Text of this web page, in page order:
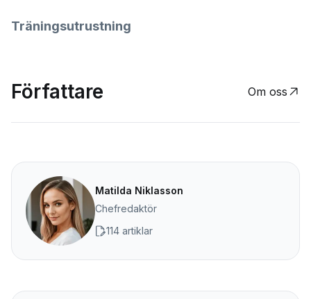
Träningsutrustning
Författare Om oss
Matilda Niklasson
Chefredaktör
114 artiklar